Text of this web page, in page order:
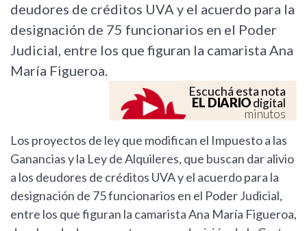
deudores de créditos UVA y el acuerdo para la
designación de 75 funcionarios en el Poder
Judicial, entre los que figuran la camarista Ana
María Figueroa.
Escuchá esta nota
EL DIARIOdigital
minutos
Los proyectos de ley que modifican el Impuesto a las
Ganancias y la Ley de Alquileres, que buscan dar alivio
a los deudores de créditos UVA y el acuerdo para la
designación de 75 funcionarios en el Poder Judicial,
entre los que figuran la camarista Ana María Figueroa,